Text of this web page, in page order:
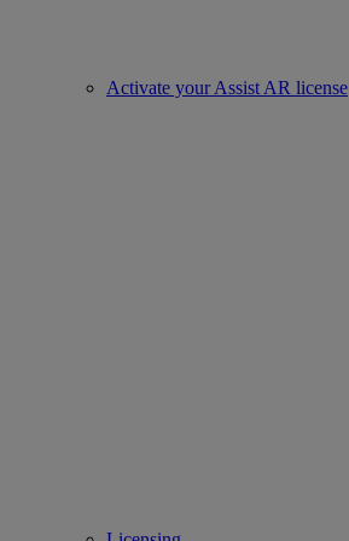
Activate your Assist AR license